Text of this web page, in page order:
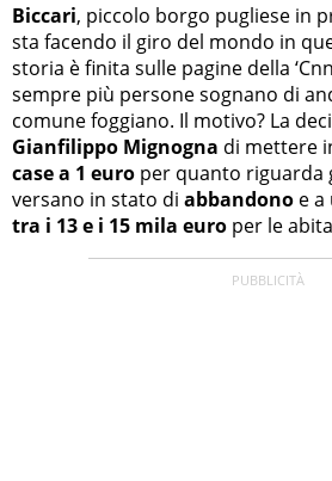
Biccari, piccolo borgo pugliese in
sta facendo il giro del mondo in
storia è finita sulle pagine della
sempre più persone sognano di
comune foggiano. Il motivo? La
Gianfilippo Mignogna di mettere
case a 1 euro per quanto riguarda
versano in stato di abbandono e
tra i 13 e i 15 mila euro per le